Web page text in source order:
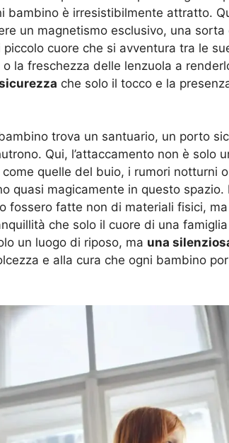
bambino è irresistibilmente attratto.
un magnetismo esclusivo, una
cuore che si avventura tra le
la freschezza delle lenzuola a
che solo il tocco e la
trova un santuario, un porto
Qui, l’attaccamento non è solo
come quelle del buio, i rumori notturni
quasi magicamente in questo spazio.
fossero fatte non di materiali fisici,
che solo il cuore di una
un luogo di riposo, ma una
e alla cura che ogni bambino